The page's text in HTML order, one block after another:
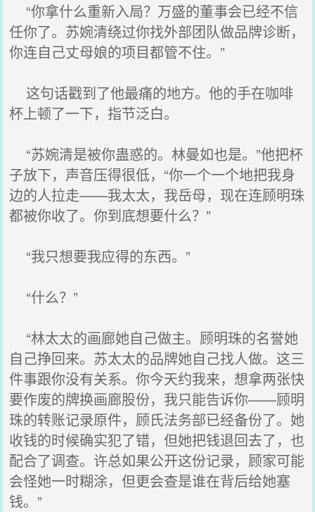
“你拿什么重新入局？万盛的董事会已经不信
任你了。苏婉清绕过你找外部团队做品牌诊断，
你连自己丈母娘的项目都管不住。”
这句话戳到了他最痛的地方。他的手在咖啡
杯上顿了一下，指节泛白。
“苏婉清是被你蛊惑的。林曼如也是。”他把杯
子放下，声音压得很低，“你一个一个地把我身
边的人拉走——我太太，我岳母，现在连顾明珠
都被你收了。你到底想要什么？”
“我只想要我应得的东西。”
“什么？”
“林太太的画廊她自己做主。顾明珠的名誉她
自己挣回来。苏太太的品牌她自己找人做。这三
件事跟你没有关系。你今天约我来，想拿两张快
要作废的牌换画廊股份，我只能告诉你——顾明
珠的转账记录原件，顾氏法务部已经备份了。她
收钱的时候确实犯了错，但她把钱退回去了，也
配合了调查。许总如果公开这份记录，顾家可能
会怪她一时糊涂，但更会查是谁在背后给她塞
钱。”